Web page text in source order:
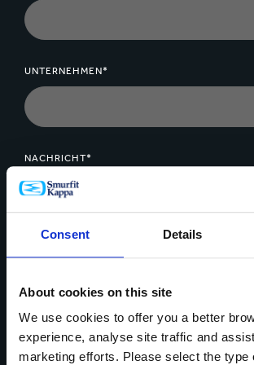
Consent Details
About cookies on this site
We use cookies to offer you a better
experience, analyse site traffic and
marketing efforts. Please select the type
recyclingfähig entsorgt werden.
UNTERNEHMEN*
NACHRICHT*
Daten Upload